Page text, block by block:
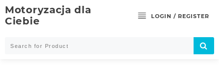
Skip
to
content
Motoryzacja dla
Ciebie
LOGIN / REGISTER